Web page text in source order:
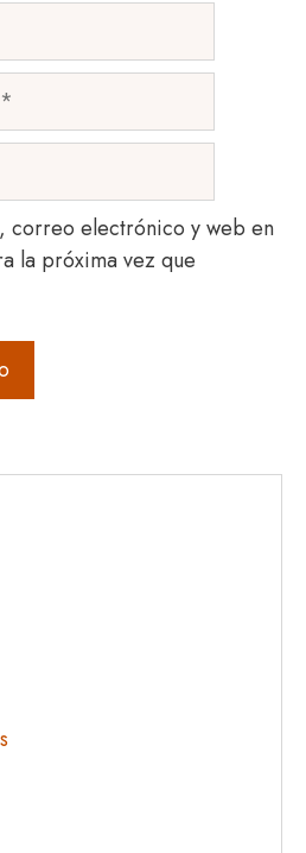
correo electrónico y web en
la próxima vez que